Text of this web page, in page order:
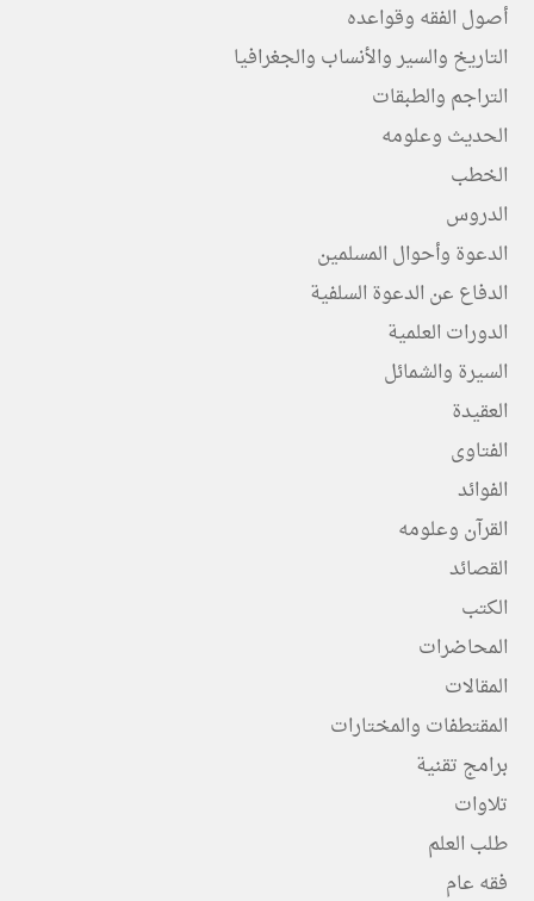
أصول الفقه وقواعده
التاريخ والسير والأنساب والجغرافيا
التراجم والطبقات
الحديث وعلومه
الخطب
الدروس
الدعوة وأحوال المسلمين
الدفاع عن الدعوة السلفية
الدورات العلمية
السيرة والشمائل
العقيدة
الفتاوى
الفوائد
القرآن وعلومه
القصائد
الكتب
المحاضرات
المقالات
المقتطفات والمختارات
برامج تقنية
تلاوات
طلب العلم
فقه عام